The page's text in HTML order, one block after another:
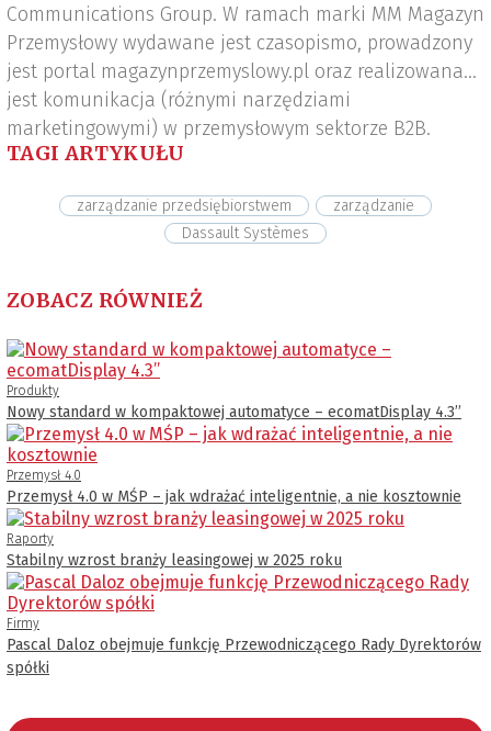
Communications Group. W ramach marki MM Magazyn
Przemysłowy wydawane jest czasopismo, prowadzony
jest portal magazynprzemyslowy.pl oraz realizowana
jest komunikacja (różnymi narzędziami
marketingowymi) w przemysłowym sektorze B2B.
TAGI ARTYKUŁU
zarządzanie przedsiębiorstwem
zarządzanie
Dassault Systèmes
ZOBACZ RÓWNIEŻ
Produkty
Nowy standard w kompaktowej automatyce – ecomatDisplay 4.3’’
Przemysł 4.0
Przemysł 4.0 w MŚP – jak wdrażać inteligentnie, a nie kosztownie
Raporty
Stabilny wzrost branży leasingowej w 2025 roku
Firmy
Pascal Daloz obejmuje funkcję Przewodniczącego Rady Dyrektorów
spółki